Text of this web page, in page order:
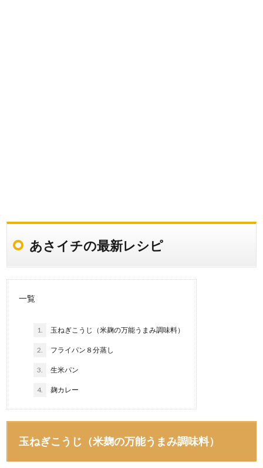
あさイチの最新レシピ
一覧
1. 玉ねぎこうじ（米麹の万能うまみ調味料）
2. フライパン８分蒸し
3. 生米パン
4. 麹カレー
玉ねぎこうじ（米麹の万能うまみ調味料）